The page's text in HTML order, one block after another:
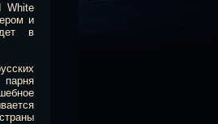
White
и
в
парня